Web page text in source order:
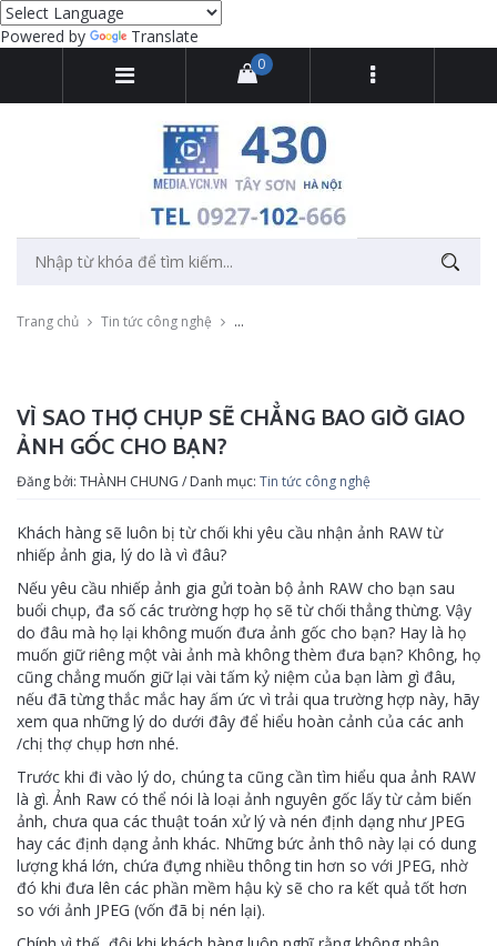
Powered by Translate
0
Trang chủ Tin tức công nghệ Vì sao thợ chụp sẽ chẳng bao giờ giao
VÌ SAO THỢ CHỤP SẼ CHẲNG BAO GIỜ GIAO
ẢNH GỐC CHO BẠN?
Đăng bởi: THÀNH CHUNG / Danh mục: Tin tức công nghệ
Khách hàng sẽ luôn bị từ chối khi yêu cầu nhận ảnh RAW từ
nhiếp ảnh gia, lý do là vì đâu?
Nếu yêu cầu nhiếp ảnh gia gửi toàn bộ ảnh RAW cho bạn sau
buổi chụp, đa số các trường hợp họ sẽ từ chối thẳng thừng. Vậy
do đâu mà họ lại không muốn đưa ảnh gốc cho bạn? Hay là họ
muốn giữ riêng một vài ảnh mà không thèm đưa bạn? Không, họ
cũng chẳng muốn giữ lại vài tấm kỷ niệm của bạn làm gì đâu,
nếu đã từng thắc mắc hay ấm ức vì trải qua trường hợp này, hãy
xem qua những lý do dưới đây để hiểu hoàn cảnh của các anh
/chị thợ chụp hơn nhé.
Trước khi đi vào lý do, chúng ta cũng cần tìm hiểu qua ảnh RAW
là gì. Ảnh Raw có thể nói là loại ảnh nguyên gốc lấy từ cảm biến
ảnh, chưa qua các thuật toán xử lý và nén định dạng như JPEG
hay các định dạng ảnh khác. Những bức ảnh thô này lại có dung
lượng khá lớn, chứa đựng nhiều thông tin hơn so với JPEG, nhờ
đó khi đưa lên các phần mềm hậu kỳ sẽ cho ra kết quả tốt hơn
so với ảnh JPEG (vốn đã bị nén lại).